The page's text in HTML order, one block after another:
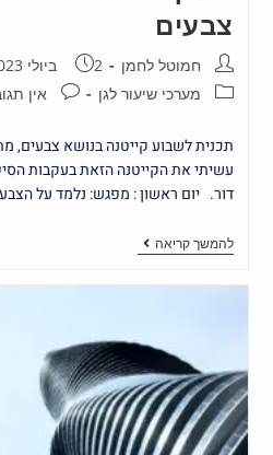
צבעים
חמוטל לחמן
2 ביולי 2023
מערכי שיעור לגן
אין
תכנית לשבוע קייטנה בנושא צבעים,
עשיתי את הקייטנה הזאת בעקבות
דור. יום ראשון : מפגש: נלמד על
להמשך קריאה